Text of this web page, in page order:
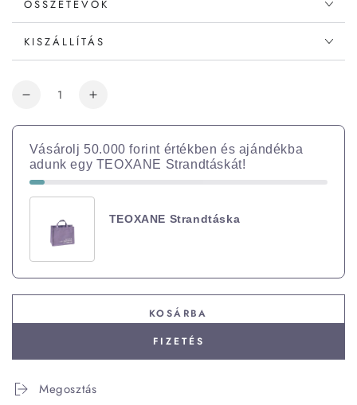
ÖSSZETEVŐK
KISZÁLLÍTÁS
Vásárolj 50.000 forint értékben és ajándékba
adunk egy TEOXANE Strandtáskát!
TEOXANE Strandtáska
KOSÁRBA
FIZETÉS
Megosztás